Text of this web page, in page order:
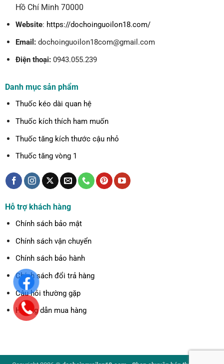
Hồ Chí Minh 70000
Website: https://dochoinguoilon18.com/
Email: dochoinguoilon18com@gmail.com
Điện thoại:0943.055.239
Danh mục sản phẩm
Thuốc kéo dài quan hệ
Thuốc kích thích ham muốn
Thuốc tăng kích thước cậu nhỏ
Thuốc tăng vòng 1
Hỗ trợ khách hàng
Chính sách bảo mật
Chính sách vận chuyển
Chính sách bảo hành
Chính sách đổi trả hàng
Câu hỏi thường gặp
Hướng dẫn mua hàng